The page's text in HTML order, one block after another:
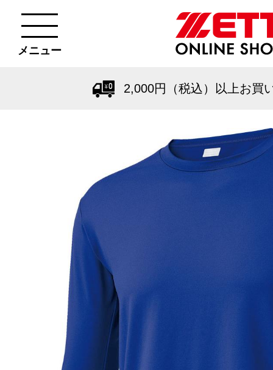
メニュー
2,000円（税込）以上お買